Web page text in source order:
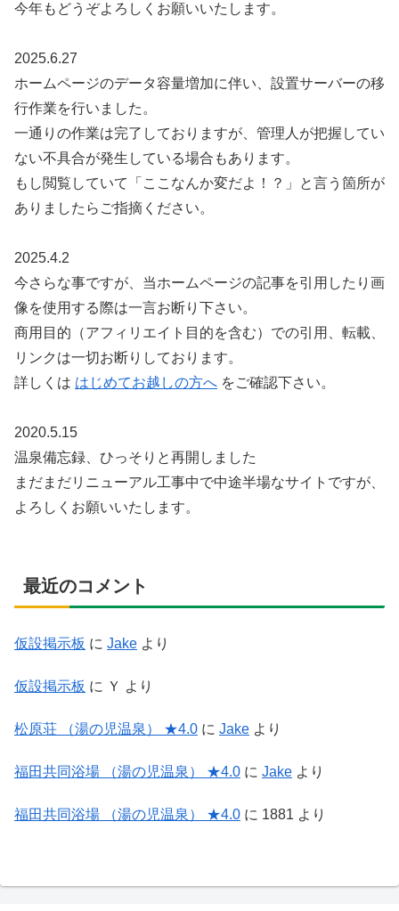
今年もどうぞよろしくお願いいたします。
2025.6.27
ホームページのデータ容量増加に伴い、設置サーバーの移
行作業を行いました。
一通りの作業は完了しておりますが、管理人が把握してい
ない不具合が発生している場合もあります。
もし閲覧していて「ここなんか変だよ！？」と言う箇所が
ありましたらご指摘ください。
2025.4.2
今さらな事ですが、当ホームページの記事を引用したり画
像を使用する際は一言お断り下さい。
商用目的（アフィリエイト目的を含む）での引用、転載、
リンクは一切お断りしております。
詳しくは はじめてお越しの方へ をご確認下さい。
2020.5.15
温泉備忘録、ひっそりと再開しました
まだまだリニューアル工事中で中途半場なサイトですが、
よろしくお願いいたします。
最近のコメント
仮設掲示板 に Jake より
仮設掲示板 に Ｙ より
松原荘 （湯の児温泉） ★4.0 に Jake より
福田共同浴場 （湯の児温泉） ★4.0 に Jake より
福田共同浴場 （湯の児温泉） ★4.0 に 1881 より